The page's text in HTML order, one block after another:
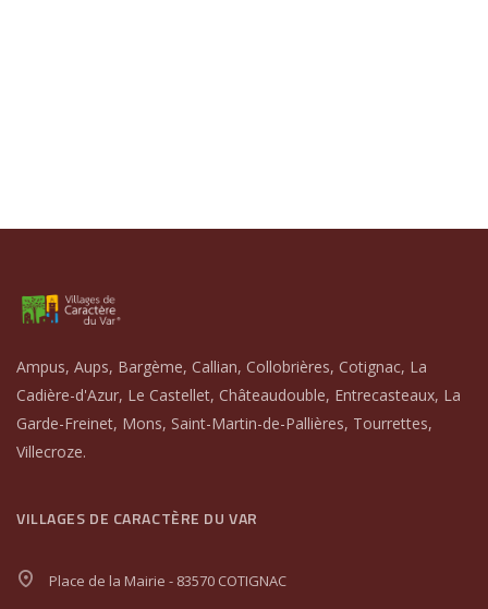
Ampus, Aups, Bargème, Callian, Collobrières, Cotignac, La
Cadière-d'Azur, Le Castellet, Châteaudouble, Entrecasteaux, La
Garde-Freinet, Mons, Saint-Martin-de-Pallières, Tourrettes,
Villecroze.
VILLAGES DE CARACTÈRE DU VAR
Place de la Mairie - 83570 COTIGNAC